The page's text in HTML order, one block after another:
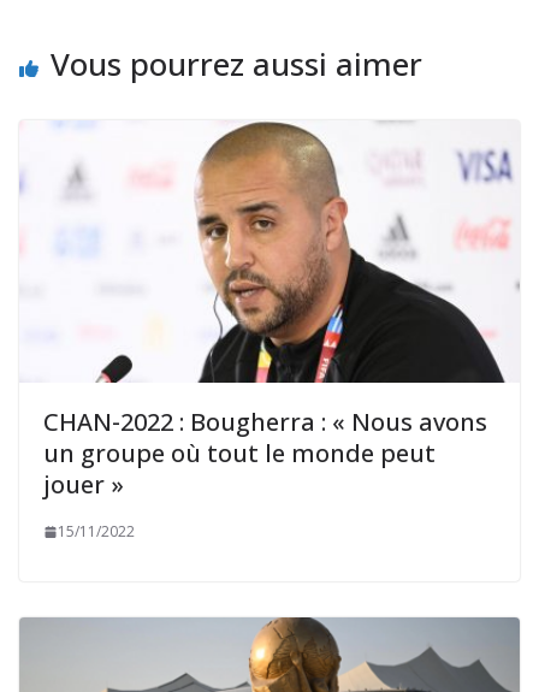
Vous pourrez aussi aimer
CHAN-2022 : Bougherra : « Nous avons
un groupe où tout le monde peut
jouer »
15/11/2022